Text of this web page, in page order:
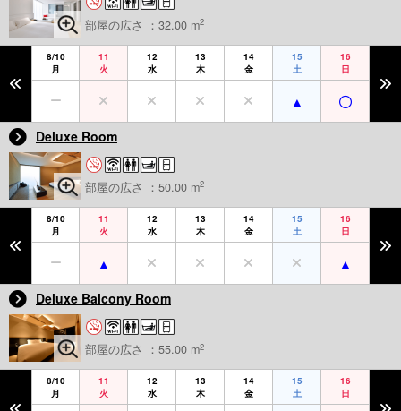
部屋の広さ ：32.00 m2
8/10
月
11
火
12
水
13
木
14
金
15
土
16
日
Deluxe Room
部屋の広さ ：50.00 m2
8/10
月
11
火
12
水
13
木
14
金
15
土
16
日
Deluxe Balcony Room
部屋の広さ ：55.00 m2
8/10
月
11
火
12
水
13
木
14
金
15
土
16
日